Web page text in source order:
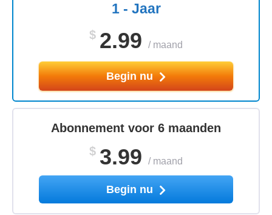
1 - Jaar
$ 2.99 / maand
Begin nu
Abonnement voor 6 maanden
$ 3.99 / maand
Begin nu